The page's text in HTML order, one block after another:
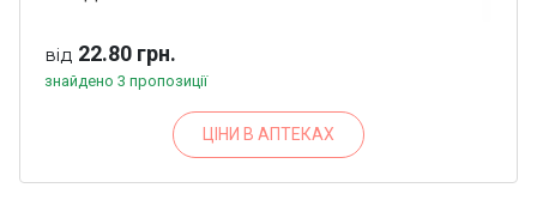
від 22.80 грн.
знайдено 3 пропозиції
ЦІНИ В АПТЕКАХ